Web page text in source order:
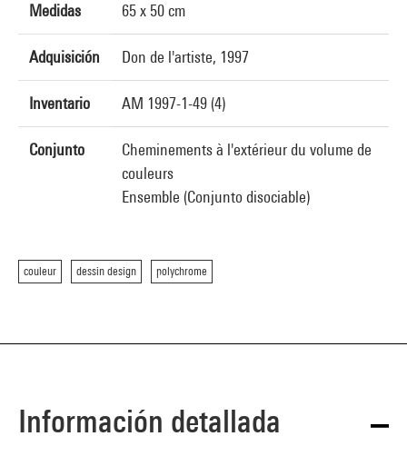
Medidas 65 x 50 cm
Adquisición Don de l'artiste, 1997
Inventario AM 1997-1-49 (4)
Conjunto
Cheminements à l'extérieur du volume de
couleurs
Ensemble (Conjunto disociable)
couleur dessin design polychrome
Información detallada